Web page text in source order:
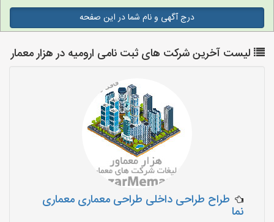
درج آگهی و نام شما در این صفحه
لیست آخرین شرکت های ثبت نامی ارومیه در هزار معمار
طراح طراحی داخلی طراحی معماری معماری
نما